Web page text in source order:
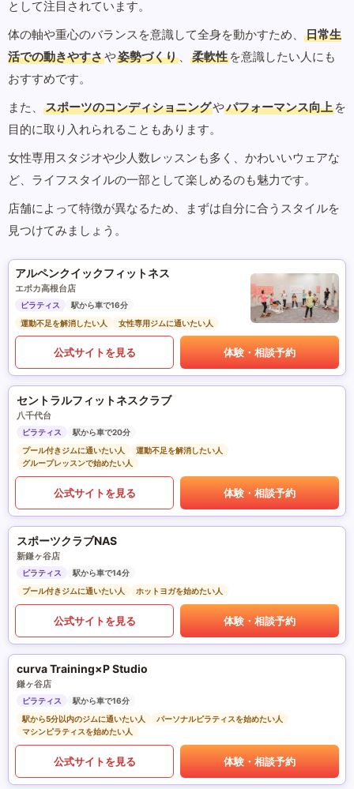
として注目されています。
体の軸や重心のバランスを意識して全身を動かすため、
日常生
活での動きやすさや姿勢づくり 、 柔軟性 を意識したい人にも
おすすめです。
また、
スポーツのコンディショニングやパフォーマンス向上 を
目的に取り入れられることもあります。
女性専用スタジオや少人数レッスンも多く、かわいいウェアな
ど、ライフスタイルの一部として楽しめるのも魅力です。
店舗によって特徴が異なるため、まずは自分に合うスタイルを
見つけてみましょう。
アルペンクイックフィットネス
エポカ高根台店
ピラティス
駅から車で16分
運動不足を解消したい人
女性専用ジムに通いたい人
公式サイトを見る 体験・相談予約
セントラルフィットネスクラブ
八千代台
ピラティス
駅から車で20分
プール付きジムに通いたい人
運動不足を解消したい人
グループレッスンで始めたい人
公式サイトを見る 体験・相談予約
スポーツクラブNAS
新鎌ヶ谷店
ピラティス
駅から車で14分
プール付きジムに通いたい人
ホットヨガを始めたい人
公式サイトを見る 体験・相談予約
curva Training×P Studio
鎌ヶ谷店
ピラティス
駅から車で16分
駅から5分以内のジムに通いたい人
パーソナルピラティスを始めたい人
マシンピラティスを始めたい人
公式サイトを見る 体験・相談予約